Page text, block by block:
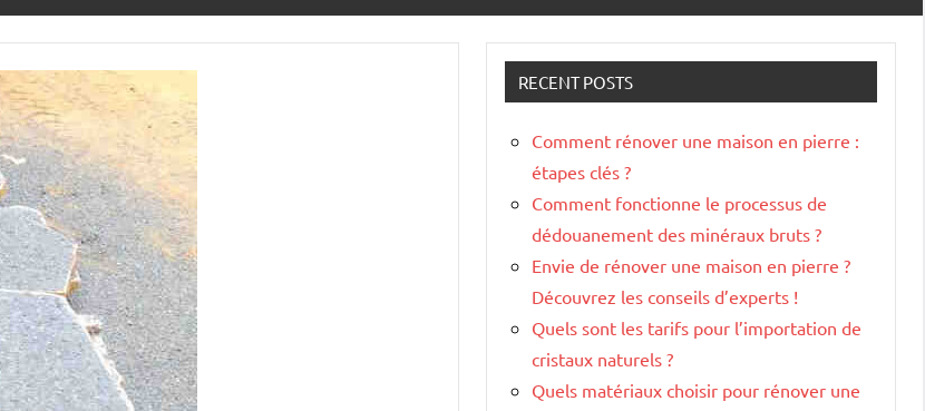
RECENT POSTS
Comment rénover une maison en pierre :
étapes clés ?
Comment fonctionne le processus de
dédouanement des minéraux bruts ?
Envie de rénover une maison en pierre ?
Découvrez les conseils d’experts !
Quels sont les tarifs pour l’importation de
cristaux naturels ?
Quels matériaux choisir pour rénover une